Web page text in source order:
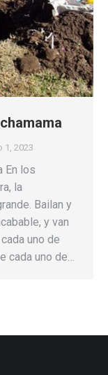
1, 2023
En los
la
Bailan y
y van
uno de
cada uno de…